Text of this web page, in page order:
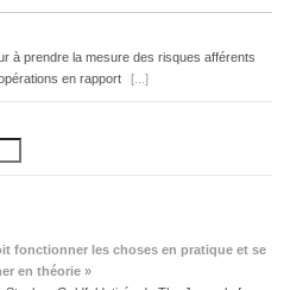
à prendre la mesure des risques afférents
en rapport
[...]
fonctionner les choses en pratique et se
en théorie »